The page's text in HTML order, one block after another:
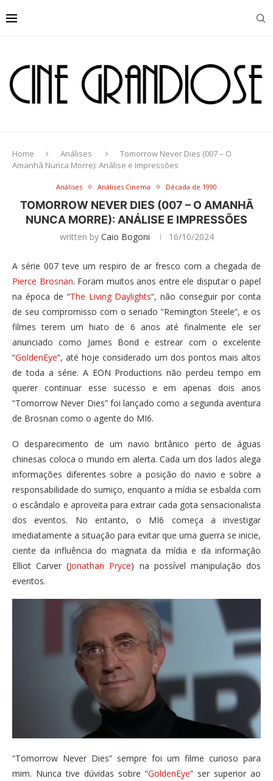
Home Análises
Tomorrow Never Dies (007 – O
Amanhã Nunca Morre): Análise e Impressões
Análises Análises Cinema Década de 1990
TOMORROW NEVER DIES (007 – O AMANHÃ
NUNCA MORRE): ANÁLISE E IMPRESSÕES
written by Caio Bogoni 16/10/2024
A série 007 teve um respiro de ar fresco com a chegada de
Pierce Brosnan. Foram muitos anos entre ele disputar o papel
na época de “The Living Daylights“, não conseguir por conta
de seu compromisso com o seriado “Remington Steele”, e os
filmes terem um hiato de 6 anos até finalmente ele ser
anunciado como James Bond e estrear com o excelente
“GoldenEye“, até hoje considerado um dos pontos mais altos
de toda a série. A EON Productions não perdeu tempo em
querer continuar esse sucesso e em apenas dois anos
“Tomorrow Never Dies” foi lançado como a segunda aventura
de Brosnan como o agente do MI6.
O desparecimento de um navio britânico perto de águas
chinesas coloca o mundo em alerta. Cada um dos lados alega
informações diferentes sobre a posição do navio e sobre a
responsabilidade do sumiço, enquanto a mídia se esbalda com
o escândalo e aproveita para extrair cada gota sensacionalista
dos eventos. No entanto, o MI6 começa a investigar
imediatamente a situação para evitar que uma guerra se inicie,
ciente da influência do magnata da mídia e da informação
Elliot Carver (Jonathan Pryce) na possível manipulação dos
eventos.
“Tomorrow Never Dies” sempre foi um filme curioso para
mim. Nunca tive dúvidas sobre “GoldenEye” ser superior ao